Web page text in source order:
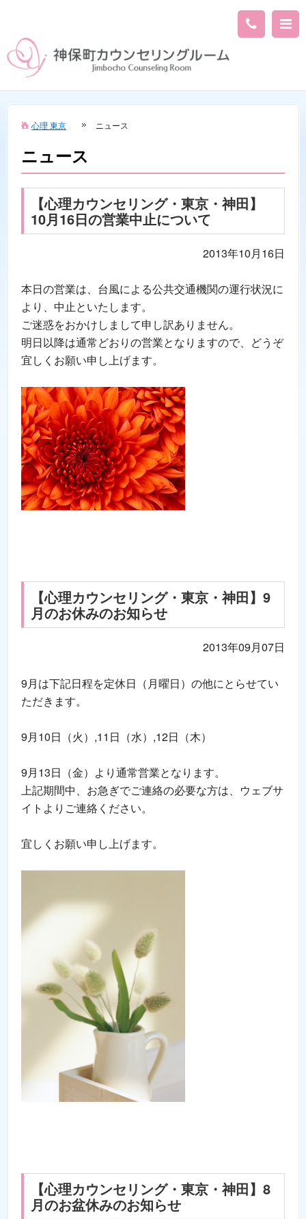
心理 東京 ニュース
ニュース
【心理カウンセリング・東京・神田】
10月16日の営業中止について
2013年10月16日
本日の営業は、台風による公共交通機関の運行状況に
より、中止といたします。
ご迷惑をおかけしまして申し訳ありません。
明日以降は通常どおりの営業となりますので、どうぞ
宜しくお願い申し上げます。
【心理カウンセリング・東京・神田】9
月のお休みのお知らせ
2013年09月07日
9月は下記日程を定休日（月曜日）の他にとらせてい
ただきます。
9月10日（火）,11日（水）,12日（木）
9月13日（金）より通常営業となります。
上記期間中、お急ぎでご連絡の必要な方は、ウェブサ
イトよりご連絡ください。
宜しくお願い申し上げます。
【心理カウンセリング・東京・神田】8
月のお盆休みのお知らせ